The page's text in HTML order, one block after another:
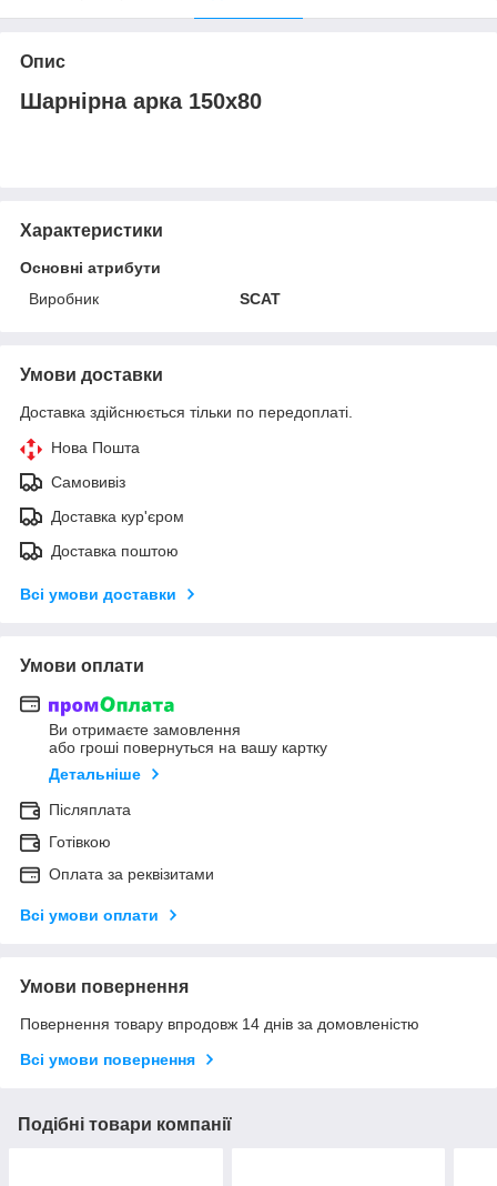
Опис
Шарнірна арка 150х80
Характеристики
Основні атрибути
Виробник
SCAT
Умови доставки
Доставка здійснюється тільки по передоплаті.
Нова Пошта
Самовивіз
Доставка кур'єром
Доставка поштою
Всі умови доставки
Умови оплати
Ви отримаєте замовлення
або гроші повернуться на вашу картку
Детальніше
Післяплата
Готівкою
Оплата за реквізитами
Всі умови оплати
Умови повернення
Повернення товару впродовж 14 днів за домовленістю
Всі умови повернення
Подібні товари компанії